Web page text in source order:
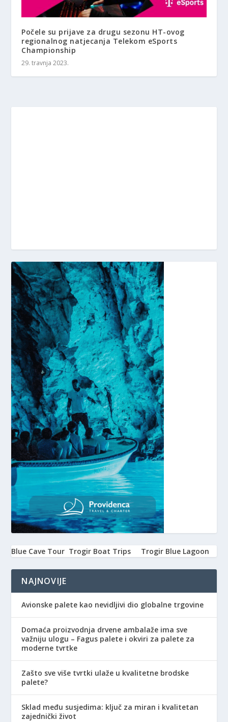
Počele su prijave za drugu sezonu HT-ovog
regionalnog natjecanja Telekom eSports
Championship
29. travnja 2023.
Blue Cave Tour Trogir Boat Trips Trogir Blue Lagoon
NAJNOVIJE
Avionske palete kao nevidljivi dio globalne trgovine
Domaća proizvodnja drvene ambalaže ima sve
važniju ulogu – Fagus palete i okviri za palete za
moderne tvrtke
Zašto sve više tvrtki ulaže u kvalitetne brodske
palete?
Sklad među susjedima: ključ za miran i kvalitetan
zajednički život